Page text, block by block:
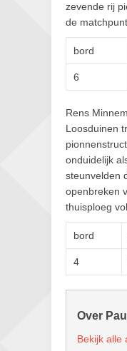
zevende rij
de
bord
6
Rens
Loosduinen
onduidelijk
steunvelden
openbreken
thuisploeg
bord
4
Over
Bekijk alle